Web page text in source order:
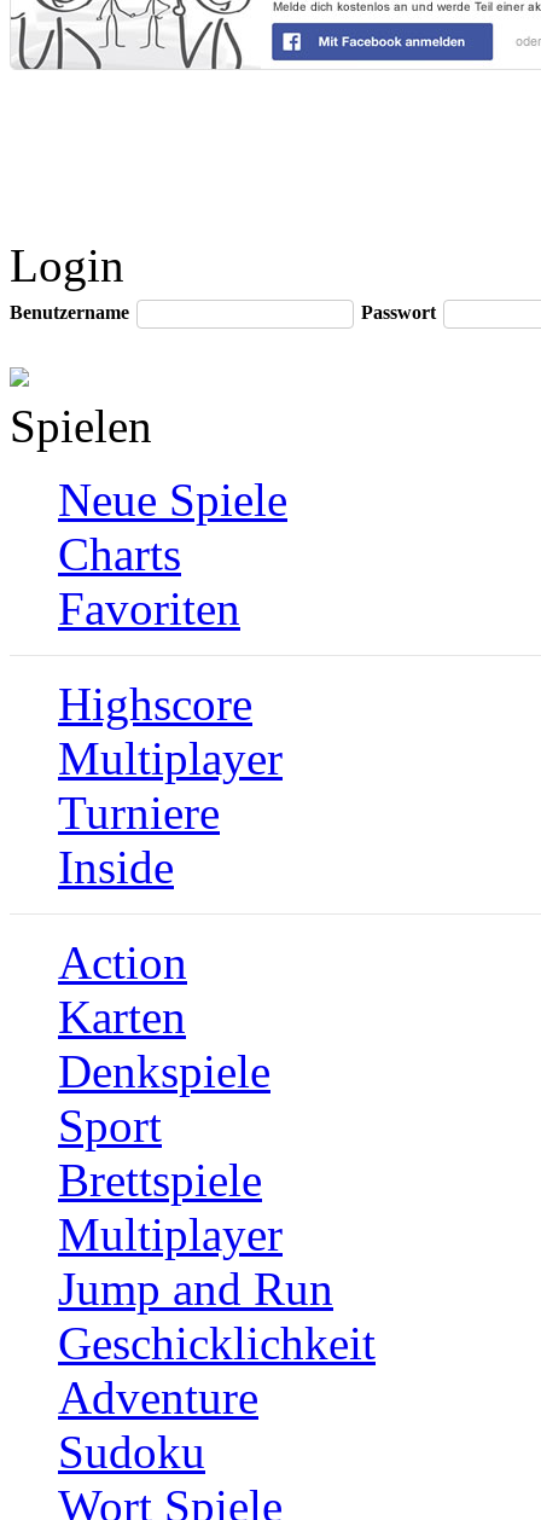
Login
Benutzername Passwort
Spielen
Neue Spiele
Charts
Favoriten
Highscore
Multiplayer
Turniere
Inside
Action
Karten
Denkspiele
Sport
Brettspiele
Multiplayer
Jump and Run
Geschicklichkeit
Adventure
Sudoku
Wort Spiele